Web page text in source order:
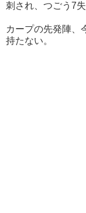
刺され、つごう7
カープの先発陣、
持たない。